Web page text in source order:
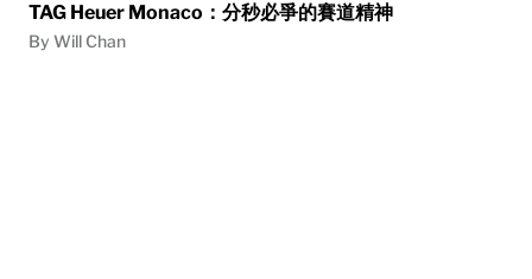
TAG Heuer Monaco：分秒必爭的賽道精神
By Will Chan